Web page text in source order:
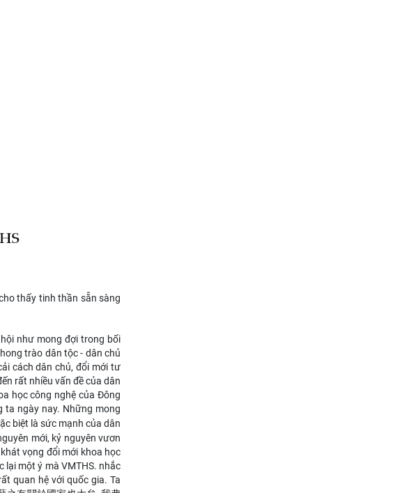
thấy tinh thần sẵn sàng
như mong đợi trong bối
trào dân tộc - dân chủ
cách dân chủ, đổi mới tư
rất nhiều vấn đề của dân
học công nghệ của Đông
ta ngày nay. Những mong
biệt là sức mạnh của dân
mới, kỷ nguyên vươn
vọng đổi mới khoa học
lại một ý mà VMTHS. nhắc
quan hệ với quốc gia. Ta